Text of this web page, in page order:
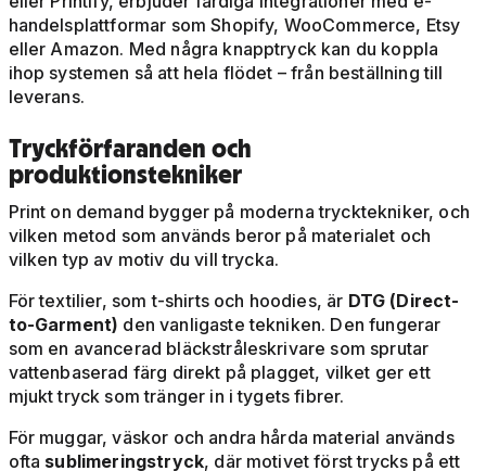
handelsplattformar som Shopify, WooCommerce, Etsy
eller Amazon. Med några knapptryck kan du koppla
ihop systemen så att hela flödet – från beställning till
leverans.
Tryckförfaranden och
produktionstekniker
Print on demand bygger på moderna trycktekniker, och
vilken metod som används beror på materialet och
vilken typ av motiv du vill trycka.
För textilier, som t-shirts och hoodies, är DTG (Direct-
to-Garment) den vanligaste tekniken. Den fungerar
som en avancerad bläckstråleskrivare som sprutar
vattenbaserad färg direkt på plagget, vilket ger ett
mjukt tryck som tränger in i tygets fibrer.
För muggar, väskor och andra hårda material används
ofta sublimeringstryck, där motivet först trycks på ett